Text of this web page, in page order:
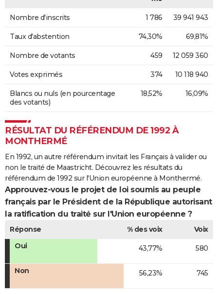
Nombre d'inscrits 1 786 39 941 943
Taux d'abstention 74,30% 69,81%
Nombre de votants 459 12 059 360
Votes exprimés 374 10 118 940
Blancs ou nuls (en pourcentage
des votants)
18,52% 16,09%
RÉSULTAT DU RÉFÉRENDUM DE 1992 À
MONTHERMÉ
En 1992, un autre référendum invitait les Français à valider ou
non le traité de Maastricht. Découvrez les résultats du
référendum de 1992 sur l'Union européenne à Monthermé.
Approuvez-vous le projet de loi soumis au peuple
français par le Président de la République autorisant
la ratification du traité sur l'Union européenne ?
Réponse % des voix
Voix
Oui
43,77% 580
Non 56,23% 745